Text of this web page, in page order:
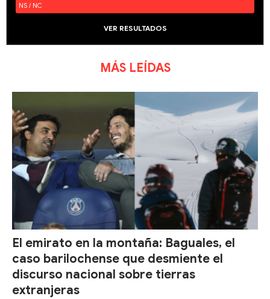
NS / NC
VER RESULTADOS
MÁS LEÍDAS
El emirato en la montaña: Baguales, el
caso barilochense que desmiente el
discurso nacional sobre tierras
extranjeras